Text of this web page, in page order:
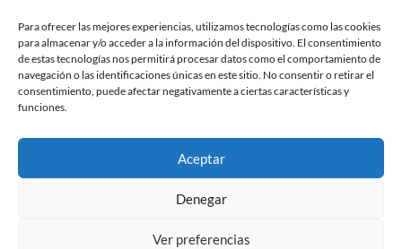
Para ofrecer las mejores experiencias, utilizamos tecnologías como las cookies
para almacenar y/o acceder a la información del dispositivo. El consentimiento
de estas tecnologías nos permitirá procesar datos como el comportamiento de
navegación o las identificaciones únicas en este sitio. No consentir o retirar el
consentimiento, puede afectar negativamente a ciertas características y
funciones.
Aceptar
Denegar
Ver preferencias
resources
Start making your dreams
happen today
tiramisu pastry icing tart. Chocolate cake pie candy
gingerbread oat cake jujubes.